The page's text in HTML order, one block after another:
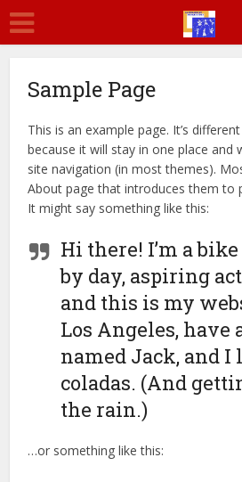
Sample Page
This is an example page. It’s
because it will stay in one place and
site navigation (in most themes).
About page that introduces them to
It might say something like this:
Hi there! I’m a
by day, aspiring
and this is my
Los Angeles, have
named Jack, and
coladas. (And
the rain.)
…or something like this: